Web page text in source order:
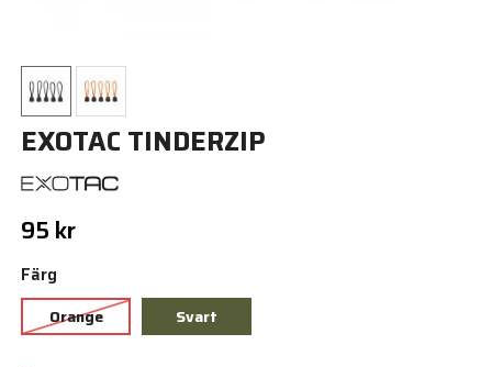
EXOTAC TINDERZIP
95 kr
Färg
Orange Svart